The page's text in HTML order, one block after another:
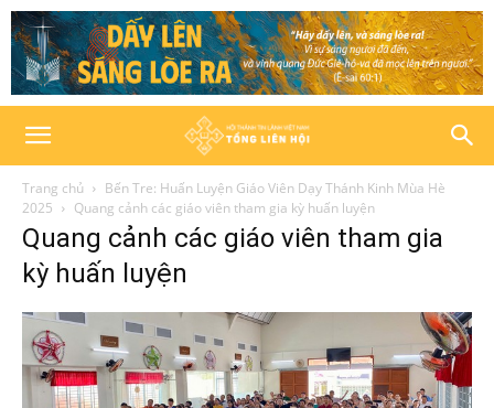
Trang chủ
Bến Tre: Huấn Luyện Giáo Viên Dạy Thánh Kinh Mùa Hè
2025
Quang cảnh các giáo viên tham gia kỳ huấn luyện
Quang cảnh các giáo viên tham gia
kỳ huấn luyện